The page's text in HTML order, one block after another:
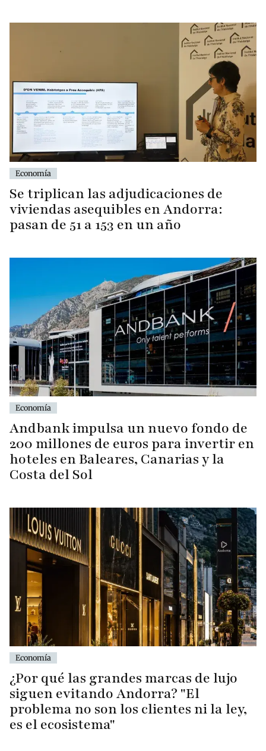
Economía
Se triplican las adjudicaciones de
viviendas asequibles en Andorra:
pasan de 51 a 153 en un año
Economía
Andbank impulsa un nuevo fondo de
200 millones de euros para invertir en
hoteles en Baleares, Canarias y la
Costa del Sol
Economía
¿Por qué las grandes marcas de lujo
siguen evitando Andorra? "El
problema no son los clientes ni la ley,
es el ecosistema"